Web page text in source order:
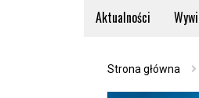
Aktualności
Strona główna